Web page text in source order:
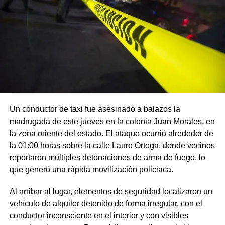
Un conductor de taxi fue asesinado a balazos la
madrugada de este jueves en la colonia Juan Morales, en
la zona oriente del estado. El ataque ocurrió alrededor de
la 01:00 horas sobre la calle Lauro Ortega, donde vecinos
reportaron múltiples detonaciones de arma de fuego, lo
que generó una rápida movilización policiaca.
Al arribar al lugar, elementos de seguridad localizaron un
vehículo de alquiler detenido de forma irregular, con el
conductor inconsciente en el interior y con visibles